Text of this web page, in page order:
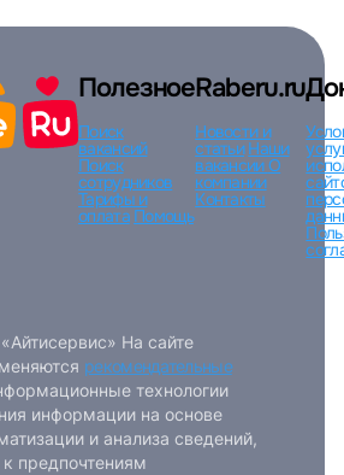
Полезное
Поиск
вакансий
Поиск
сотрудников
Тарифы и
оплата Помощь
Raberu.ru
Новости и
статьи Наши
вакансииО
компании
Контакты
На сайте
рекомендательные
технологии
информации на основе
и анализа сведений,
предпочтениям